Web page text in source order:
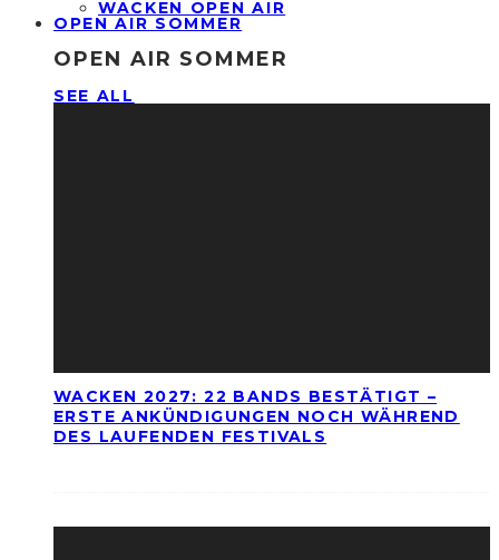
WACKEN OPEN AIR
OPEN AIR SOMMER
OPEN AIR SOMMER
SEE ALL
WACKEN 2027: 22 BANDS BESTÄTIGT –
ERSTE ANKÜNDIGUNGEN NOCH WÄHREND
DES LAUFENDEN FESTIVALS